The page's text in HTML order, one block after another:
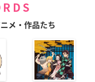
メ・作品たち